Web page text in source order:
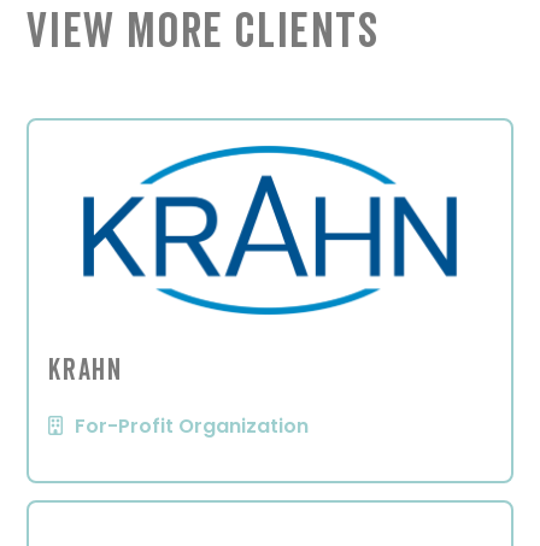
View More Clients
KRAHN
For-Profit Organization